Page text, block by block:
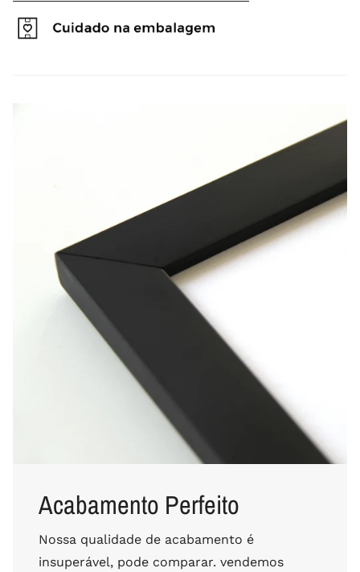
Acabamento Perfeito
Nossa qualidade de acabamento é
insuperável, pode comparar. vendemos